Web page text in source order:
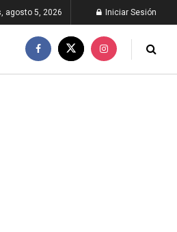
agosto 5, 2026 Iniciar Sesión